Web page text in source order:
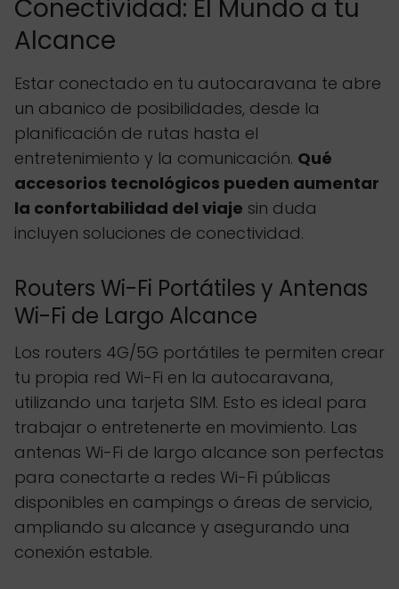
Conectividad: El Mundo a tu
Alcance
Estar conectado en tu autocaravana te abre
un abanico de posibilidades, desde la
planificación de rutas hasta el
entretenimiento y la comunicación. Qué
accesorios tecnológicos pueden aumentar
la confortabilidad del viaje sin duda
incluyen soluciones de conectividad.
Routers Wi-Fi Portátiles y Antenas
Wi-Fi de Largo Alcance
Los routers 4G/5G portátiles te permiten crear
tu propia red Wi-Fi en la autocaravana,
utilizando una tarjeta SIM. Esto es ideal para
trabajar o entretenerte en movimiento. Las
antenas Wi-Fi de largo alcance son perfectas
para conectarte a redes Wi-Fi públicas
disponibles en campings o áreas de servicio,
ampliando su alcance y asegurando una
conexión estable.